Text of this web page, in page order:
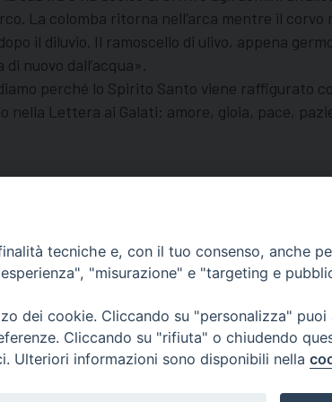
La colomba ritorna nell’arca mentre il
il diluvio. Il ramoscello di ulivo, appena
nuovo dall’acqua».
perché lo Spirito Santo viene raffigurato
nella Lettera ai Galati: amore, gioia, pace,
Centralino Curia Vescovile
0541 913711
tecniche e, con il tuo consenso, anche
"misurazione" e "targeting e
dei cookie. Cliccando su "personalizza"
Cliccando su "rifiuta" o chiudendo
Ulteriori informazioni sono disponibili nella